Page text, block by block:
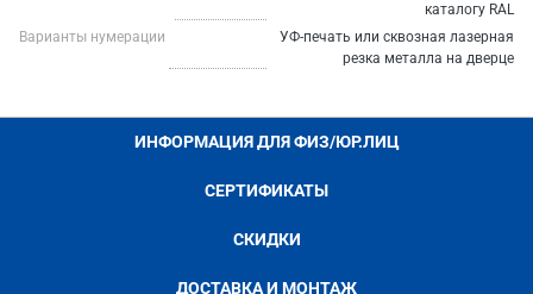
каталогу RAL
Варианты нумерации
УФ-печать или сквозная лазерная
резка металла на дверце
ИНФОРМАЦИЯ ДЛЯ ФИЗ/ЮР.ЛИЦ
СЕРТИФИКАТЫ
СКИДКИ
ДОСТАВКА И МОНТАЖ